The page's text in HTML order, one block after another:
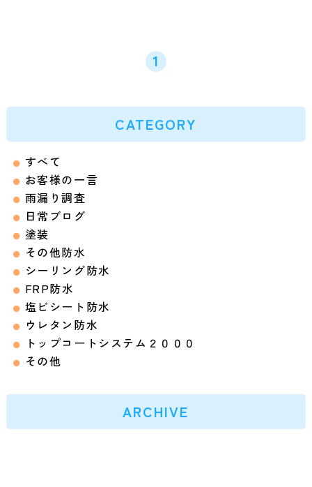
1
CATEGORY
すべて
お客様の一言
雨漏り調査
日常ブログ
塗装
その他防水
シーリング防水
FRP防水
塩ビシート防水
ウレタン防水
トップコートシステム２０００
その他
ARCHIVE